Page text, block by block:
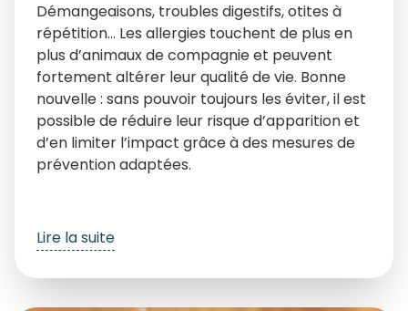
Démangeaisons, troubles digestifs, otites à
répétition… Les allergies touchent de plus en
plus d’animaux de compagnie et peuvent
fortement altérer leur qualité de vie. Bonne
nouvelle : sans pouvoir toujours les éviter, il est
possible de réduire leur risque d’apparition et
d’en limiter l’impact grâce à des mesures de
prévention adaptées.
Lire la suite